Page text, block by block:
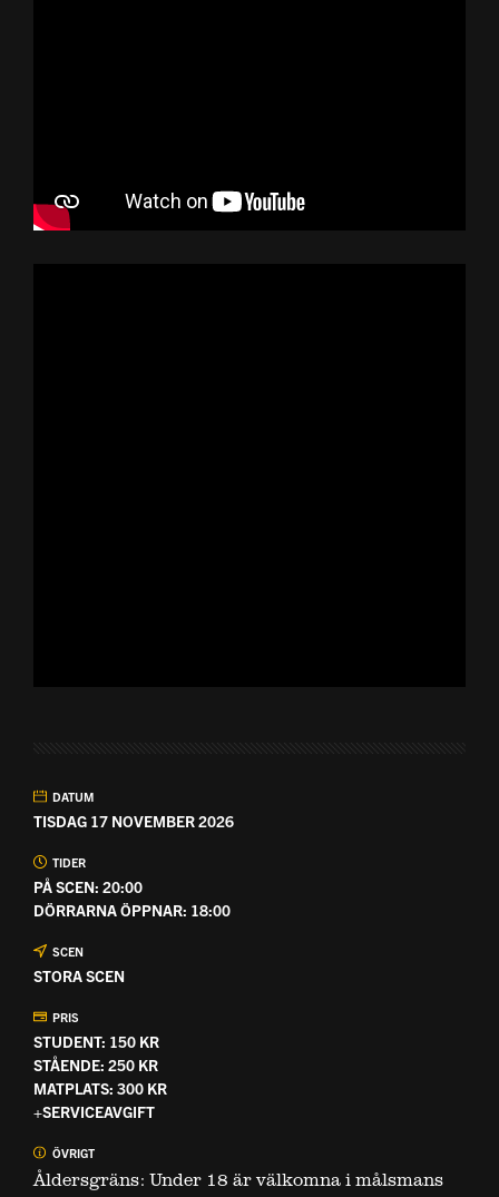
DATUM
TISDAG 17 NOVEMBER 2026
TIDER
PÅ SCEN: 20:00
DÖRRARNA ÖPPNAR: 18:00
SCEN
STORA SCEN
PRIS
STUDENT: 150 KR
STÅENDE: 250 KR
MATPLATS: 300 KR
+SERVICEAVGIFT
ÖVRIGT
Åldersgräns: Under 18 är välkomna i målsmans